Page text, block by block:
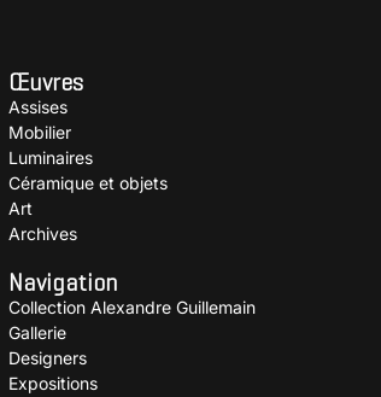
Œuvres
Assises
Mobilier
Luminaires
Céramique et objets
Art
Archives
Navigation
Collection Alexandre Guillemain
Gallerie
Designers
Expositions